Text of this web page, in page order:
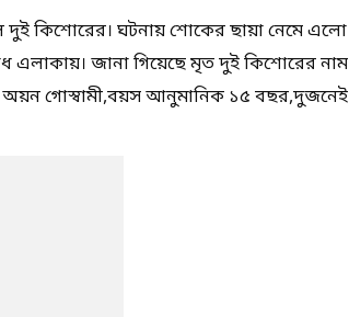
দুই কিশোরের। ঘটনায় শোকের ছায়া নেমে এলো
জানা গিয়েছে মৃত দুই কিশোরের নাম
গোস্বামী,বয়স আনুমানিক ১৫ বছর,দুজনেই